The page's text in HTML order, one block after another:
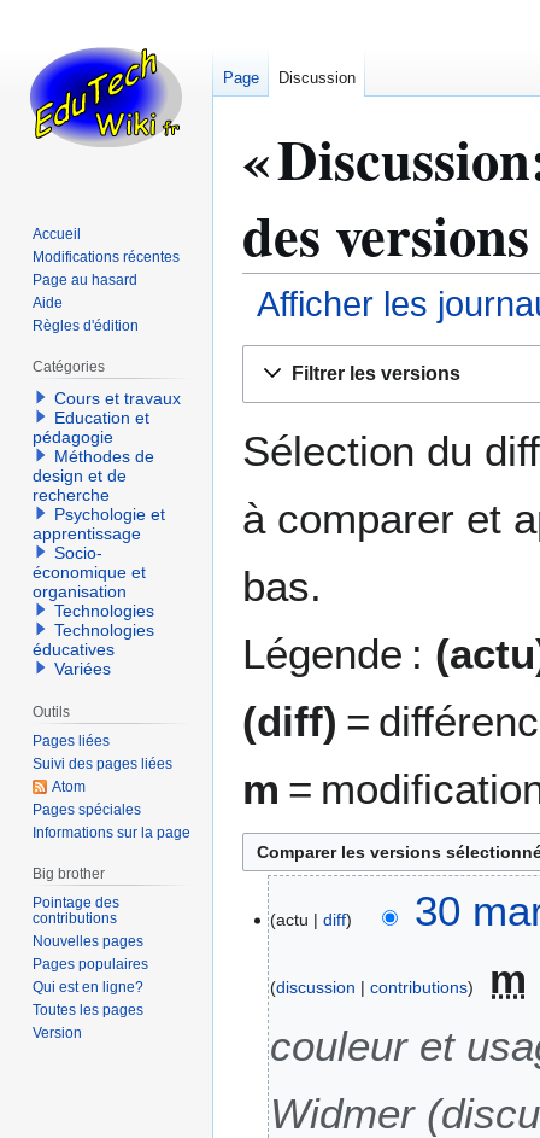
«
des versions
Afficher les
navigation
recherche
Filtrer les versions
Sélection du
à comparer et
bas.
Légende :
(diff) =
m =
actu diff 30
discussion contributions
m
couleur et
Widmer
Page Discussion
Accueil
Modifications récentes
Page au hasard
Aide
Règles d'édition
Catégories
Cours et travaux
Education et
pédagogie
Méthodes de
design et de
recherche
Psychologie et
apprentissage
Socio-
économique et
organisation
Technologies
Technologies
éducatives
Variées
Outils
Pages liées
Suivi des pages liées
Atom
Pages spéciales
Informations sur la page
Big brother
Pointage des
contributions
Nouvelles pages
Pages populaires
Qui est en ligne?
Toutes les pages
Version